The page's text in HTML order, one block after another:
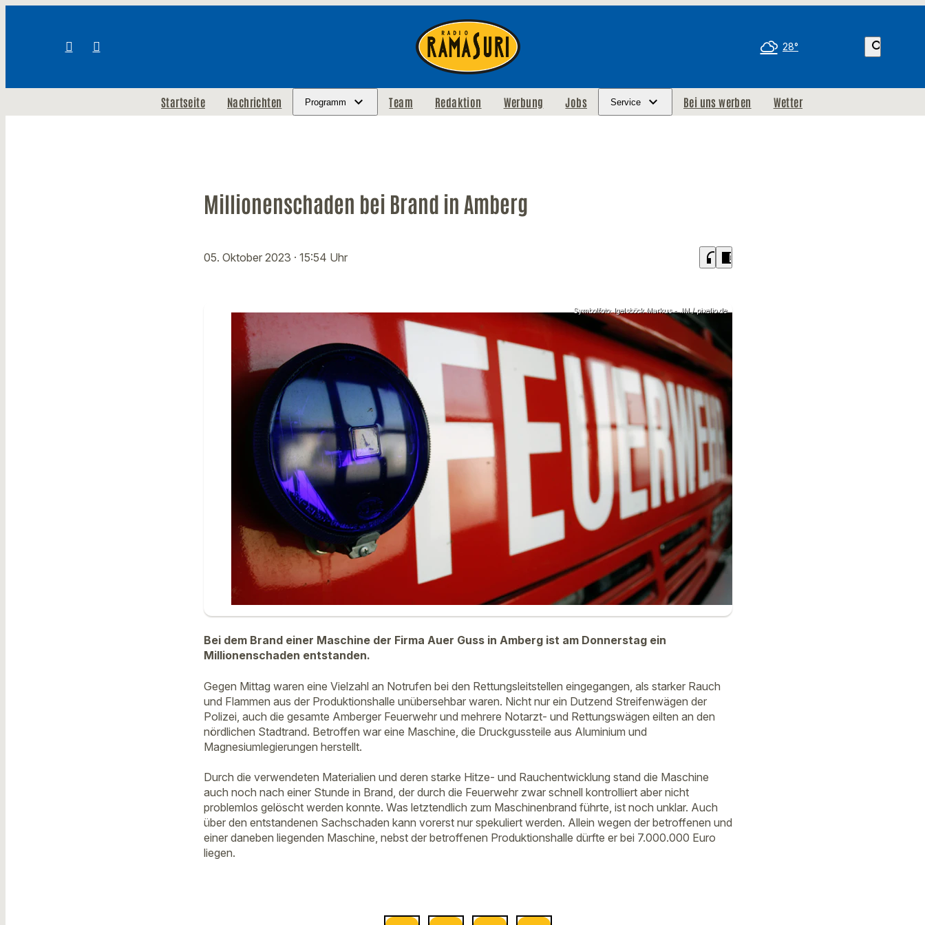
28° search
Startseite Nachrichten Programm Team Redaktion Werbung Jobs Service Bei uns werben Wetter
Millionenschaden bei Brand in Amberg
05. Oktober 2023 · 15:54 Uhr headphones chrome_reader_mode
Symbolfoto: Igelsböck Markus - .IM / pixelio.de
Bei dem Brand einer Maschine der Firma Auer Guss in Amberg ist am Donnerstag ein
Millionenschaden entstanden.
Gegen Mittag waren eine Vielzahl an Notrufen bei den Rettungsleitstellen eingegangen, als starker Rauch
und Flammen aus der Produktionshalle unübersehbar waren. Nicht nur ein Dutzend Streifenwägen der
Polizei, auch die gesamte Amberger Feuerwehr und mehrere Notarzt- und Rettungswägen eilten an den
nördlichen Stadtrand. Betroffen war eine Maschine, die Druckgussteile aus Aluminium und
Magnesiumlegierungen herstellt.
Durch die verwendeten Materialien und deren starke Hitze- und Rauchentwicklung stand die Maschine
auch noch nach einer Stunde in Brand, der durch die Feuerwehr zwar schnell kontrolliert aber nicht
problemlos gelöscht werden konnte. Was letztendlich zum Maschinenbrand führte, ist noch unklar. Auch
über den entstandenen Sachschaden kann vorerst nur spekuliert werden. Allein wegen der betroffenen und
einer daneben liegenden Maschine, nebst der betroffenen Produktionshalle dürfte er bei 7.000.000 Euro
liegen.